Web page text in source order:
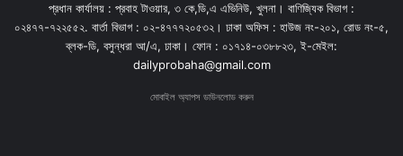
প্রধান কার্যালয় : প্রবাহ টাওয়ার, ৩ কে,ডি,এ এভিনিউ, খুলনা। বাণিজ্যিক বিভাগ :
০২৪৭৭-৭২২৫৫২. বার্তা বিভাগ : ০২-৪৭৭৭২০৫৩২। ঢাকা অফিস : হাউজ নং-২০১, রোড নং-৫,
ব্লক-ডি, বসুন্ধরা আ/এ, ঢাকা। ফোন : ০১৭১৪-০৩৮৮২৩, ই-মেইল:
dailyprobaha@gmail.com
মোবাইল অ্যাপস ডাউনলোড করুন